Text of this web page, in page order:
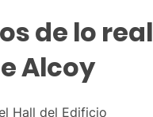
de lo real
Alcoy
Hall del Edificio